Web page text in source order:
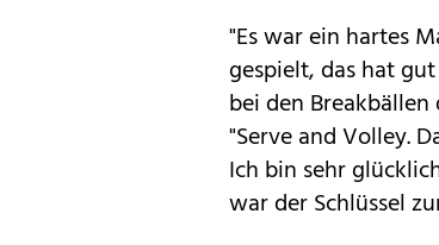
"Es war ein hartes
gespielt, das hat
bei den
"Serve and Volley.
Ich bin sehr
war der Schlüssel